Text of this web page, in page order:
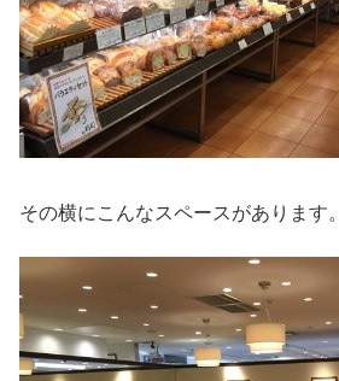
その横にこんなスペースがあります。